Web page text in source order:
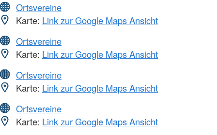
Ortsvereine
Karte: Link zur Google Maps Ansicht
Ortsvereine
Karte: Link zur Google Maps Ansicht
Ortsvereine
Karte: Link zur Google Maps Ansicht
Ortsvereine
Karte: Link zur Google Maps Ansicht